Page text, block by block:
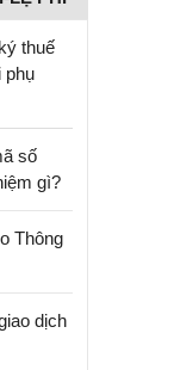
thuế
phụ
số
gì?
Thông
dịch